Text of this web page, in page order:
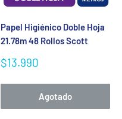
Papel Higiénico Doble Hoja
21.78m 48 Rollos Scott
Precio
venta
$13.990
Agotado